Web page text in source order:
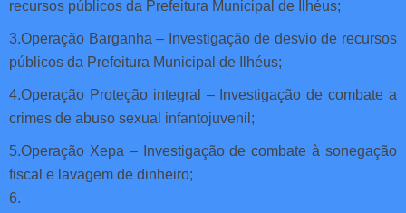
recursos públicos da Prefeitura Municipal de Ilhéus;
3.Operação Barganha – Investigação de desvio de recursos
públicos da Prefeitura Municipal de Ilhéus;
4.Operação Proteção integral – Investigação de combate a
crimes de abuso sexual infantojuvenil;
5.Operação Xepa – Investigação de combate à sonegação
fiscal e lavagem de dinheiro;
6.